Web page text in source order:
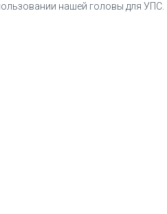
нашей головы для УПС.